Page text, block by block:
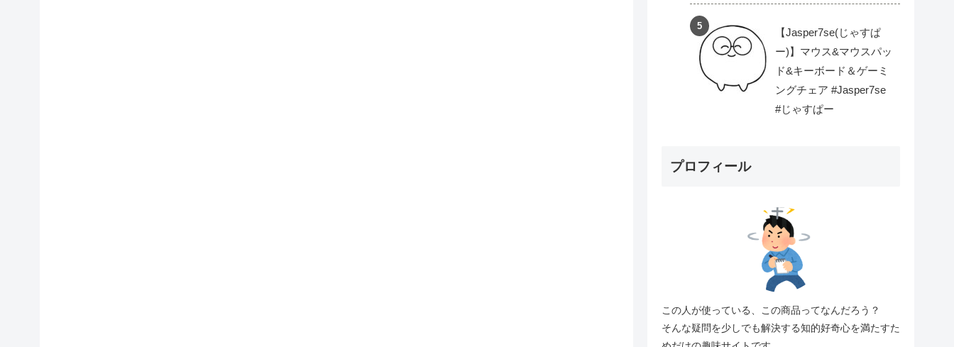
【Jasper7se(じゃすぱ
ー)】マウス&マウスパッ
ド&キーボード＆ゲーミ
ングチェア #Jasper7se
#じゃすぱー
プロフィール
この人が使っている、この商品ってなんだろう？
そんな疑問を少しでも解決する知的好奇心を満たすた